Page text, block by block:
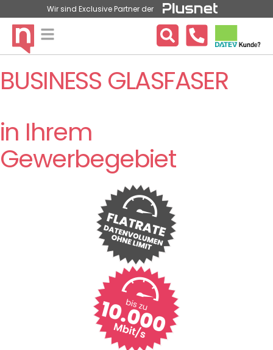
Wir sind Exclusive Partner der
BUSINESS GLASFASER
in Ihrem
Gewerbegebiet